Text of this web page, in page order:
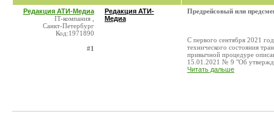
Редакция АТИ-Медиа
IT-компания ,
Санкт-Петербург
Код:1971890
#1
Редакция АТИ-
Медиа
Предрейсовый или
С первого сентября 2021
технического состояния
привычной процедуре
15.01.2021 № 9 "Об
Читать дальше